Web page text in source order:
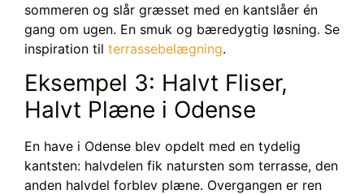
sommeren og slår græsset med en kantslåer én
gang om ugen. En smuk og bæredygtig løsning. Se
inspiration til terrassebelægning.
Eksempel 3: Halvt Fliser,
Halvt Plæne i Odense
En have i Odense blev opdelt med en tydelig
kantsten: halvdelen fik natursten som terrasse, den
anden halvdel forblev plæne. Overgangen er ren